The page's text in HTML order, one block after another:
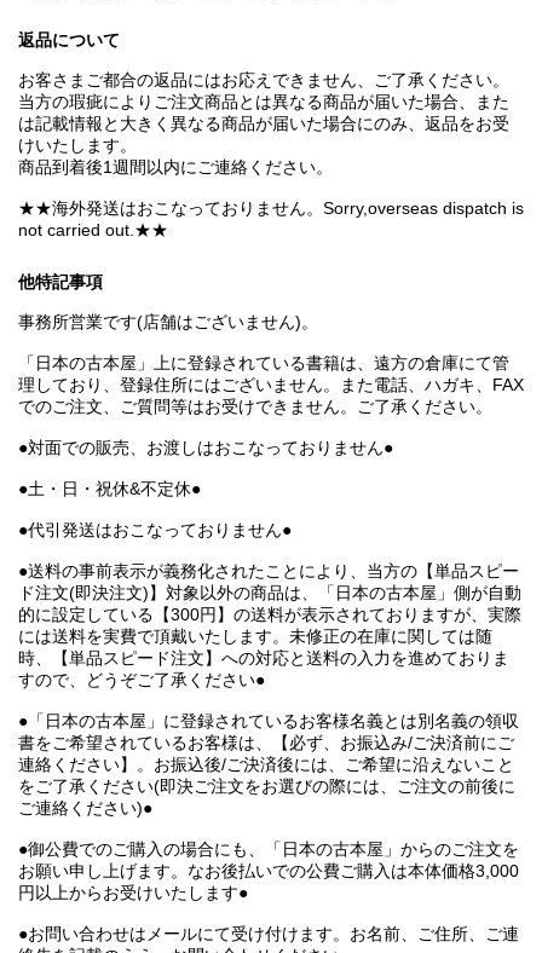
返品について
お客さまご都合の返品にはお応えできません、ご了承ください。
当方の瑕疵によりご注文商品とは異なる商品が届いた場合、また
は記載情報と大きく異なる商品が届いた場合にのみ、返品をお受
けいたします。
商品到着後1週間以内にご連絡ください。
★★海外発送はおこなっておりません。Sorry,overseas dispatch is
not carried out.★★
他特記事項
事務所営業です(店舗はございません)。
「日本の古本屋」上に登録されている書籍は、遠方の倉庫にて管
理しており、登録住所にはございません。また電話、ハガキ、FAX
でのご注文、ご質問等はお受けできません。ご了承ください。
●対面での販売、お渡しはおこなっておりません●
●土・日・祝休&不定休●
●代引発送はおこなっておりません●
●送料の事前表示が義務化されたことにより、当方の【単品スピー
ド注文(即決注文)】対象以外の商品は、「日本の古本屋」側が自動
的に設定している【300円】の送料が表示されておりますが、実際
には送料を実費で頂戴いたします。未修正の在庫に関しては随
時、【単品スピード注文】への対応と送料の入力を進めておりま
すので、どうぞご了承ください●
●「日本の古本屋」に登録されているお客様名義とは別名義の領収
書をご希望されているお客様は、【必ず、お振込み/ご決済前にご
連絡ください】。お振込後/ご決済後には、ご希望に沿えないこと
をご了承ください(即決ご注文をお選びの際には、ご注文の前後に
ご連絡ください)●
●御公費でのご購入の場合にも、「日本の古本屋」からのご注文を
お願い申し上げます。なお後払いでの公費ご購入は本体価格3,000
円以上からお受けいたします●
●お問い合わせはメールにて受け付けます。お名前、ご住所、ご連